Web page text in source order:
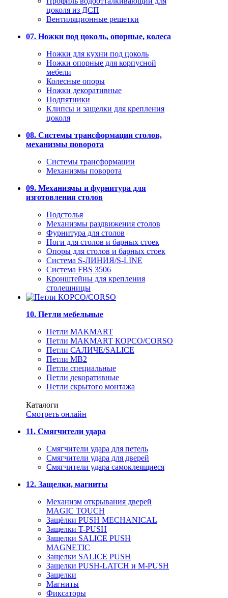
цоколя из ДСП
Вентиляционные решетки
07. Ножки под цоколь, опорные, колеса
Ножки для кухни под цоколь
Ножки опорные для корпусной
мебели
Колесные опоры
Ножки декоративные
Подпятники
Клипсы и защелки для крепления
цоколя
08. Системы трансформации столов,
механизмы поворота
Системы трансформации
Механизмы поворота
09. Механизмы и фурнитура для
изготовления столов
Подстолья
Механизмы раздвижения столов
Фурнитура для столов
Ноги для столов и барных стоек
Опоры для столов и барных стоек
Система S-ЛИНИЯ/S-LINE
Система FBS 3506
Кронштейны для крепления
столешницы
10. Петли мебельные
Петли MAKMART
Петли MAKMART КОРСО/CORSO
Петли САЛИЧЕ/SALICE
Петли MB2
Петли специальные
Петли декоративные
Петли скрытого монтажа
Каталоги
Смотреть онлайн
11. Смягчители удара
Смягчители удара для петель
Смягчители удара для дверей
Cмягчители удара самоклеящиеся
12. Защелки, магниты
Механизм открывания дверей
MAGIC TOUCH
Защёлки PUSH MECHANICAL
Защелки T-PUSH
Защелки SALICE PUSH
MAGNETIC
Защелки SALICE PUSH
Защелки PUSH-LATCH и M-PUSH
Защелки
Магниты
Фиксаторы